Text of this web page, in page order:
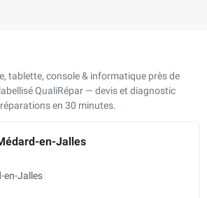
tablette, console & informatique près de
QualiRépar — devis et diagnostic
en 30 minutes.
en-Jalles
en-Jalles